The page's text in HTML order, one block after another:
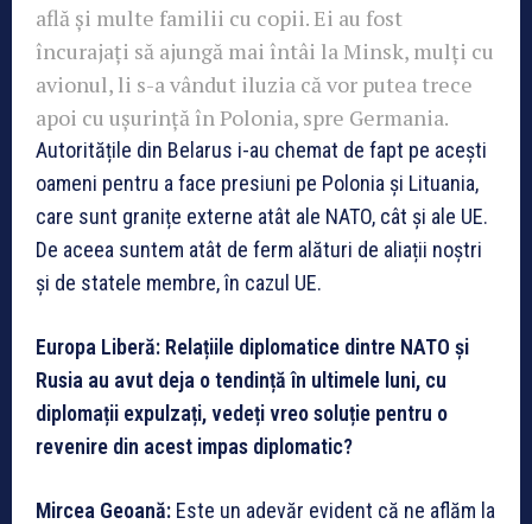
află și multe familii cu copii. Ei au fost
încurajați să ajungă mai întâi la Minsk, mulți cu
avionul, li s-a vândut iluzia că vor putea trece
apoi cu ușurință în Polonia, spre Germania.
Autoritățile din Belarus i-au chemat de fapt pe acești
oameni pentru a face presiuni pe Polonia și Lituania,
care sunt granițe externe atât ale NATO, cât și ale UE.
De aceea suntem atât de ferm alături de aliații noștri
și de statele membre, în cazul UE.
Europa Liberă: Relațiile diplomatice dintre NATO și
Rusia au avut deja o tendință în ultimele luni, cu
diplomații expulzați, vedeți vreo soluție pentru o
revenire din acest impas diplomatic?
Mircea Geoană: Este un adevăr evident că ne aflăm la